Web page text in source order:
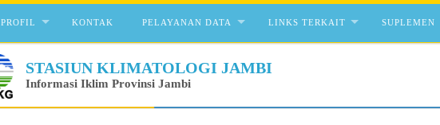
PROFIL KONTAK PELAYANAN DATA LINKS TERKAIT SUPLEMEN
STASIUN KLIMATOLOGI JAMBI
Informasi Iklim Provinsi Jambi